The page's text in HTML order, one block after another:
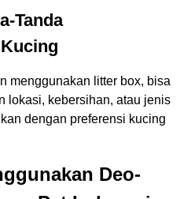
Tanda
menggunakan litter box, bisa
lokasi, kebersihan, atau jenis
dengan preferensi kucing
Deo-